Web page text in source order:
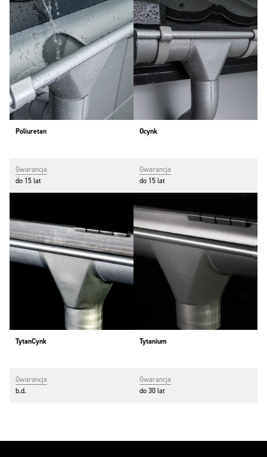
Poliuretan
Gwarancja
do 15 lat
Ocynk
Gwarancja
do 15 lat
TytanCynk
Gwarancja
b.d.
Tytanium
Gwarancja
do 30 lat